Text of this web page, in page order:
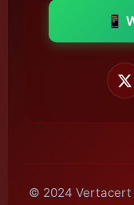
📱
© 2024 Vertacert